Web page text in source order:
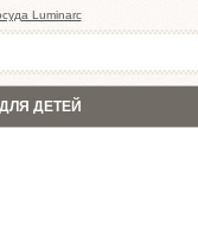
Luminarc
ДЕТЕЙ